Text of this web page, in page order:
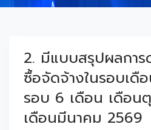
2. มีแบบสรุปผลการ
ซื้อจัดจ้างในรอบเดื
รอบ 6 เดือน เดือน
เดือนมีนาคม 2569